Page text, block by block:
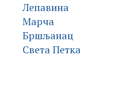
Лепавина
Марча
Бршљанац
Света Петка